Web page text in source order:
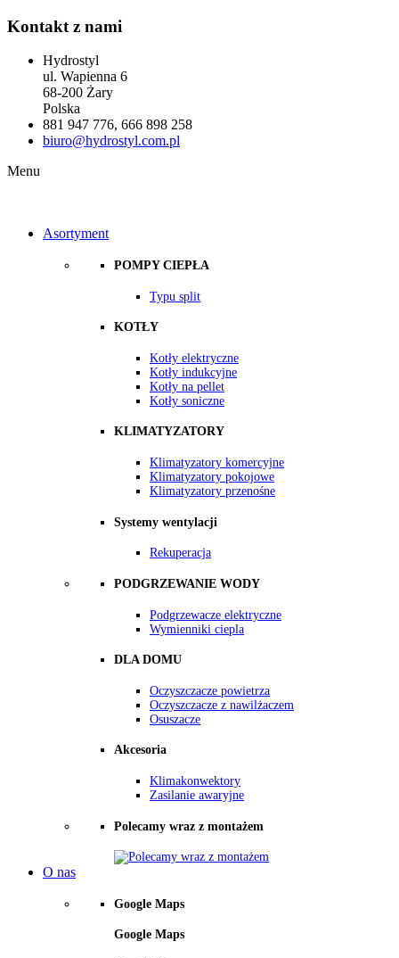
Kontakt z nami
Hydrostyl
ul. Wapienna 6
68-200 Żary
Polska
881 947 776, ​666 898 258
biuro@hydrostyl.com.pl
Menu
Asortyment
POMPY CIEPŁA
Typu split
KOTŁY
Kotły elektryczne
Kotły indukcyjne
Kotły na pellet
Kotły soniczne
KLIMATYZATORY
Klimatyzatory komercyjne
Klimatyzatory pokojowe
Klimatyzatory przenośne
Systemy wentylacji
Rekuperacja
PODGRZEWANIE WODY
Podgrzewacze elektryczne
Wymienniki ciepla
DLA DOMU
Oczyszczacze powietrza
Oczyszczacze z nawilżaczem
Osuszacze
Akcesoria
Klimakonwektory
Zasilanie awaryjne
Polecamy wraz z montażem
O nas
Google Maps
Google Maps